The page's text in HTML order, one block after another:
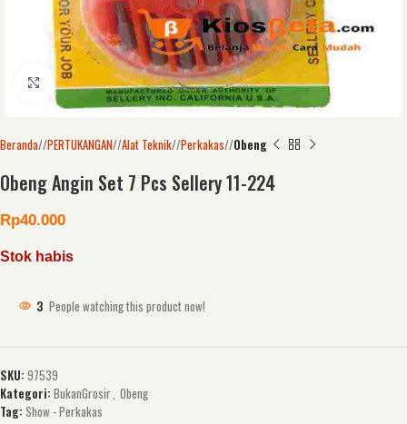
Click to enlarge
Beranda/ PERTUKANGAN/ Alat Teknik/ Perkakas/ Obeng
Obeng Angin Set 7 Pcs Sellery 11-224
Rp40.000
Stok habis
3 People watching this product now!
SKU: 97539
Kategori: BukanGrosir, Obeng
Tag: Show - Perkakas